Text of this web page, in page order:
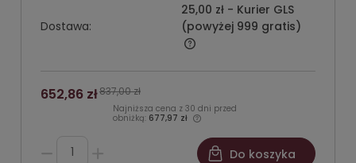
Dostawa:
25,00 zł - Kurier GLS
(powyżej 999 gratis)
652,86 zł837,00 zł
Najniższa cena z 30 dni przed
obniżką: 677,97 zł
Do koszyka